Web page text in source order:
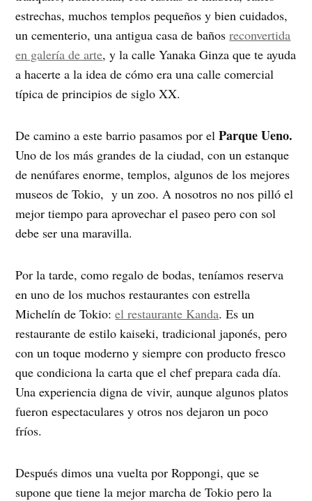
estrechas, muchos templos pequeños y bien cuidados,
un cementerio, una antigua casa de bañosreconvertida
en galería de arte, y la calle Yanaka Ginza que te ayuda
a hacerte a la idea de cómo era una calle comercial
típica de principios de siglo XX.
De camino a este barrio pasamos por elParque Ueno.
Uno de los más grandes de la ciudad, con un estanque
de nenúfares enorme, templos, algunos de los mejores
museos de Tokio, y un zoo. A nosotros no nos pilló el
mejor tiempo para aprovechar el paseo pero con sol
debe ser una maravilla.
Por la tarde, como regalo de bodas, teníamos reserva
en uno de los muchos restaurantes con estrella
Michelín de Tokio:el restaurante Kanda. Es un
restaurante de estilo kaiseki, tradicional japonés, pero
con un toque moderno y siempre con producto fresco
que condiciona la carta que el chef prepara cada día.
Una experiencia digna de vivir, aunque algunos platos
fueron espectaculares y otros nos dejaron un poco
fríos.
Después dimos una vuelta por Roppongi, que se
supone que tiene la mejor marcha de Tokio pero la